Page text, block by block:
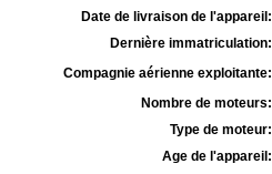
Date de livraison de l'appareil:
Dernière immatriculation:
Compagnie aérienne exploitante:
Nombre de moteurs:
Type de moteur:
Age de l'appareil: